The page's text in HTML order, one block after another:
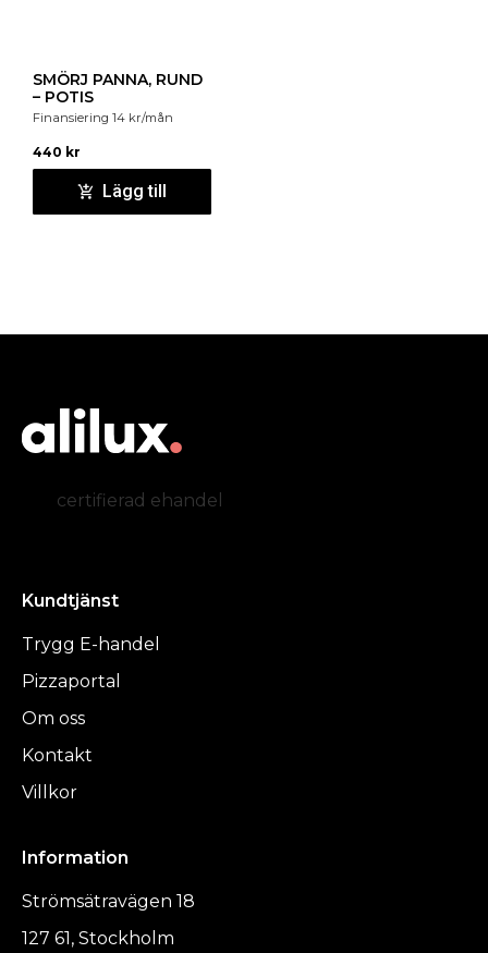
SMÖRJ PANNA, RUND
– POTIS
Finansiering 14 kr/mån
440 kr
Lägg till
certifierad ehandel
Kundtjänst
Trygg E-handel
Pizzaportal
Om oss
Kontakt
Villkor
Information
Strömsätravägen 18
127 61, Stockholm